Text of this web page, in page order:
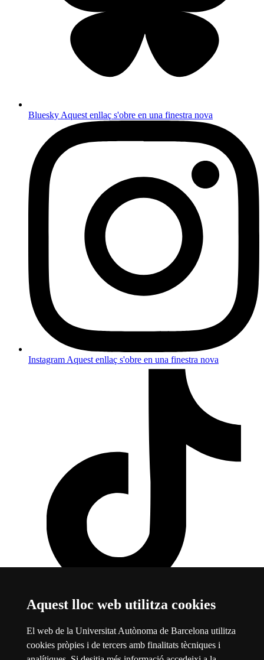
Aquest lloc web utilitza cookies
El web de la Universitat Autònoma de Barcelona utilitza
cookies pròpies i de tercers amb finalitats tècniques i
Bluesky Aquest enllaç s'obre en una finestra nova
Instagram Aquest enllaç s'obre en una finestra nova
TikTokAquest enllaç s'obre en una finestra nova
Sobre el web
Universitat Autònoma de Barcelona